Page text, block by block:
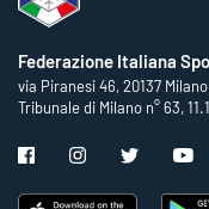
Federazione Italiana
via Piranesi 46, 20137
Tribunale di Milano n° 63,